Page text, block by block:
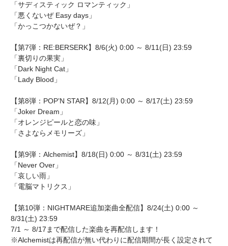
「サディスティック ロマンティック」
「悪くないぜ Easy days」
「かっこつかないぜ？」
【第7弾：RE:BERSERK】8/6(火) 0:00 ～ 8/11(日) 23:59
「裏切りの果実」
「Dark Night Cat」
「Lady Blood」
【第8弾：POP’N STAR】8/12(月) 0:00 ～ 8/17(土) 23:59
「Joker Dream」
「オレンジピールと恋の味」
「さよならメモリーズ」
【第9弾：Alchemist】8/18(日) 0:00 ～ 8/31(土) 23:59
「Never Over」
「哀しい雨」
「電脳マトリクス」
【第10弾：NIGHTMARE追加楽曲全配信】8/24(土) 0:00 ～
8/31(土) 23:59
7/1 ～ 8/17まで配信した楽曲を再配信します！
※Alchemistは再配信が無い代わりに配信期間が長く設定されて